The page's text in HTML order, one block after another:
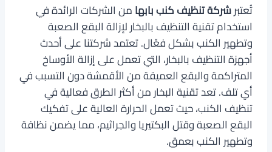
تُعتبرشركة تنظيف كنب بابهامن الشركات الرائدة في
استخدام تقنية التنظيف بالبخار لإزالة البقع الصعبة
وتطهير الكنب بشكل فعّال. تعتمد شركتنا على أحدث
أجهزة التنظيف بالبخار، التي تعمل على إزالة الأوساخ
المتراكمة والبقع العميقة من الأقمشة دون التسبب في
أي تلف. تعد تقنية البخار من أكثر الطرق فعالية في
تنظيف الكنب، حيث تعمل الحرارة العالية على تفكيك
البقع الصعبة وقتل البكتيريا والجراثيم، مما يضمن نظافة
وتطهير الكنب بعمق.